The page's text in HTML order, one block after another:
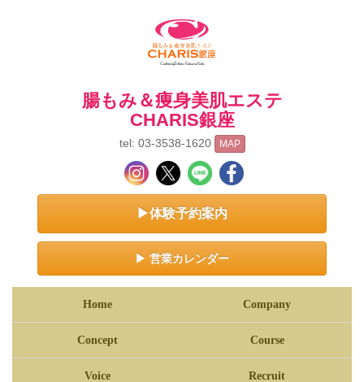
腸もみ＆痩身美肌エステ
CHARIS銀座
tel: 03-3538-1620 MAP
▶体験予約案内
▶ 営業カレンダー
Home Company
Concept Course
Voice Recruit